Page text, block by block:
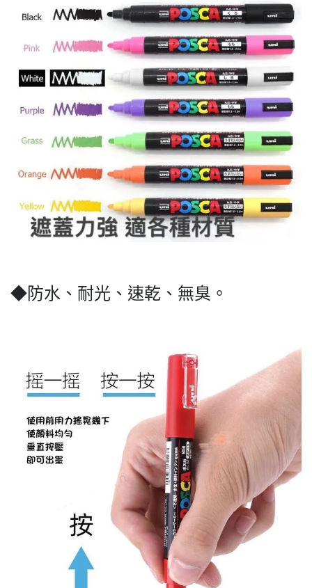
◆防水、耐光、速乾、無臭。